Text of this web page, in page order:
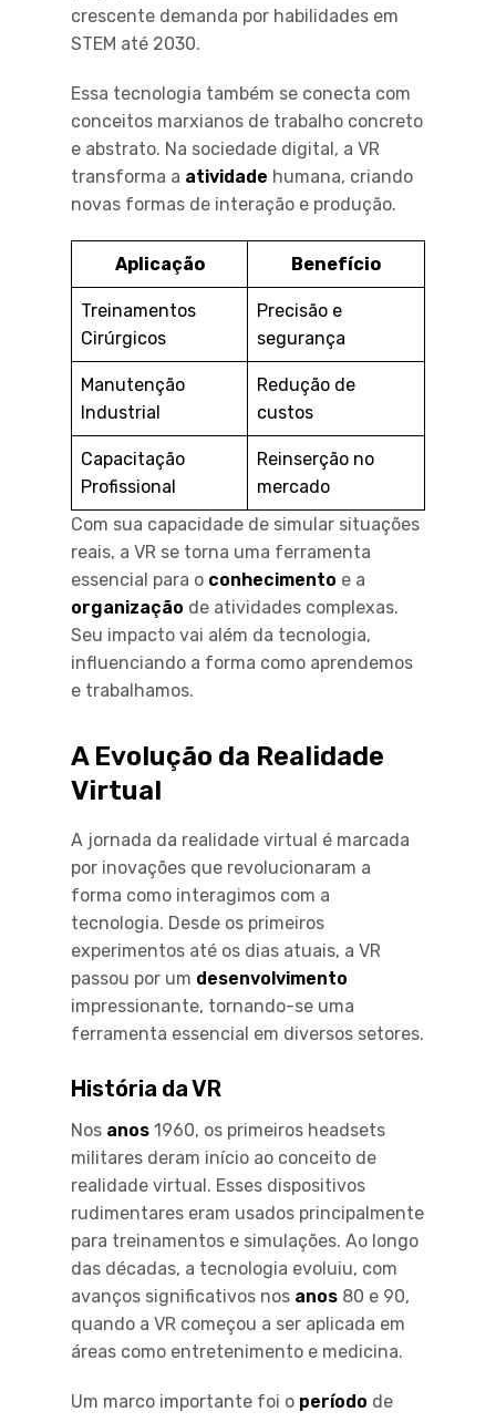
crescente demanda por habilidades em
STEM até 2030.
Essa tecnologia também se conecta com
conceitos marxianos de trabalho concreto
e abstrato. Na sociedade digital, a VR
transforma a atividade humana, criando
novas formas de interação e produção.
Aplicação Benefício
Treinamentos
Cirúrgicos
Precisão e
segurança
Manutenção
Industrial
Redução de
custos
Capacitação
Profissional
Reinserção no
mercado
Com sua capacidade de simular situações
reais, a VR se torna uma ferramenta
essencial para o conhecimento e a
organização de atividades complexas.
Seu impacto vai além da tecnologia,
influenciando a forma como aprendemos
e trabalhamos.
A Evolução da Realidade
Virtual
A jornada da realidade virtual é marcada
por inovações que revolucionaram a
forma como interagimos com a
tecnologia. Desde os primeiros
experimentos até os dias atuais, a VR
passou por um desenvolvimento
impressionante, tornando-se uma
ferramenta essencial em diversos setores.
História da VR
Nos anos 1960, os primeiros headsets
militares deram início ao conceito de
realidade virtual. Esses dispositivos
rudimentares eram usados principalmente
para treinamentos e simulações. Ao longo
das décadas, a tecnologia evoluiu, com
avanços significativos nos anos 80 e 90,
quando a VR começou a ser aplicada em
áreas como entretenimento e medicina.
Um marco importante foi o período de